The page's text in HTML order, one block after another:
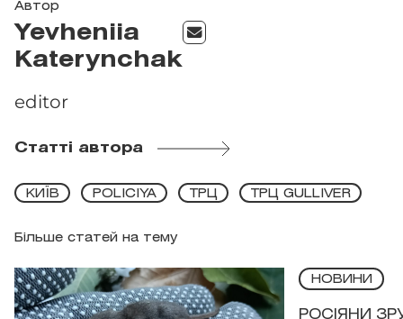
Автор
Yevheniia
Katerynchak
editor
Статті автора
Більше статей на тему
КИЇВ POLICIYA ТРЦ ТРЦ GULLIVER
НОВИНИ
РОСІЯНИ